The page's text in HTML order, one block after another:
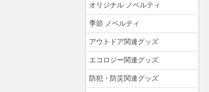
オリジナル ノベルティ
季節 ノベルティ
アウトドア関連グッズ
エコロジー関連グッズ
防犯・防災関連グッズ